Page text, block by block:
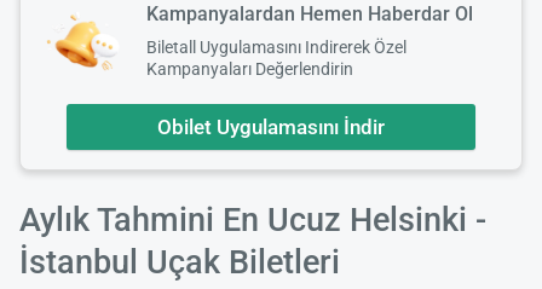
Kampanyalardan Hemen Haberdar Ol
Biletall Uygulamasını Indirerek Özel
Kampanyaları Değerlendirin
Obilet Uygulamasını İndir
Aylık Tahmini En Ucuz Helsinki -
İstanbul Uçak Biletleri